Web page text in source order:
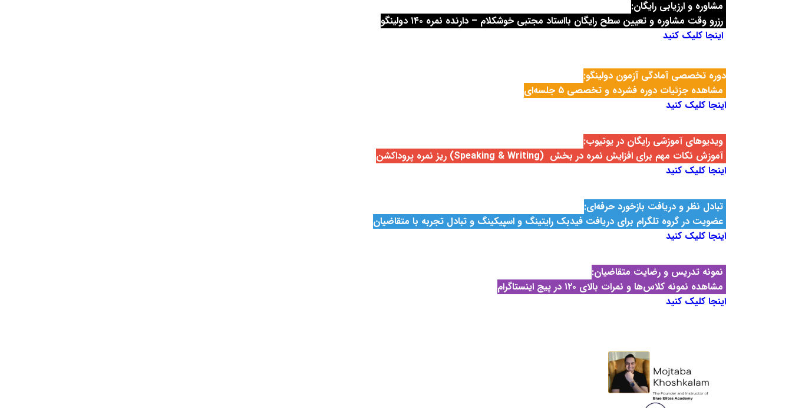
مشاوره و ارزیابی رایگان:
رزرو وقت مشاوره و تعیین سطح رایگان بااستاد مجتبی خوشکلام – دارنده نمره ۱۴۰ دولینگو
اینجا کلیک کنید
دوره تخصصی آمادگی آزمون دولینگو:
مشاهده جزئیات دوره فشرده و تخصصی ۵ جلسه‌ای
اینجا کلیک کنید
ویدیوهای آموزشی رایگان در یوتیوب:
آموزش نکات مهم برای افزایش نمره در بخش (Speaking & Writing) ریز نمره پروداکشن
اینجا کلیک کنید
تبادل نظر و دریافت بازخورد حرفه‌ای:
عضویت در گروه تلگرام برای دریافت فیدبک رایتینگ و اسپیکینگ و تبادل تجربه با متقاضیان
اینجا کلیک کنید
نمونه تدریس و رضایت متقاضیان:
مشاهده نمونه‌ کلاس‌ها و نمرات بالای ۱۲۰ در پیج اینستاگرام
اینجا کلیک کنید